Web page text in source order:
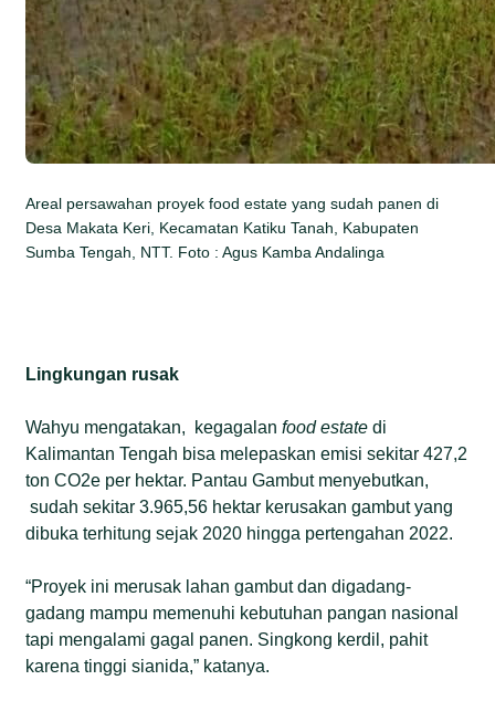
Areal persawahan proyek food estate yang sudah panen di
Desa Makata Keri, Kecamatan Katiku Tanah, Kabupaten
Sumba Tengah, NTT. Foto : Agus Kamba Andalinga
Lingkungan rusak
Wahyu mengatakan, kegagalanfood estate di
Kalimantan Tengah bisa melepaskan emisi sekitar 427,2
ton CO2e per hektar. Pantau Gambut menyebutkan,
sudah sekitar 3.965,56 hektar kerusakan gambut yang
dibuka terhitung sejak 2020 hingga pertengahan 2022.
“Proyek ini merusak lahan gambut dan digadang-
gadang mampu memenuhi kebutuhan pangan nasional
tapi mengalami gagal panen. Singkong kerdil, pahit
karena tinggi sianida,” katanya.